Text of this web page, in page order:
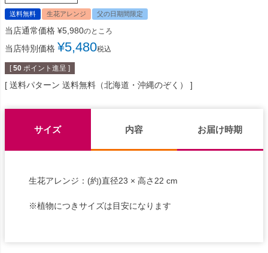
送料無料 生花アレンジ 父の日期間限定
当店通常価格 ¥5,980のところ
当店特別価格 ¥5,480税込
[ 50 ポイント進呈 ]
送料パターン 送料無料（北海道・沖縄のぞく）
サイズ 内容 お届け時期
生花アレンジ：(約)直径23 × 高さ22 cm
※植物につきサイズは目安になります